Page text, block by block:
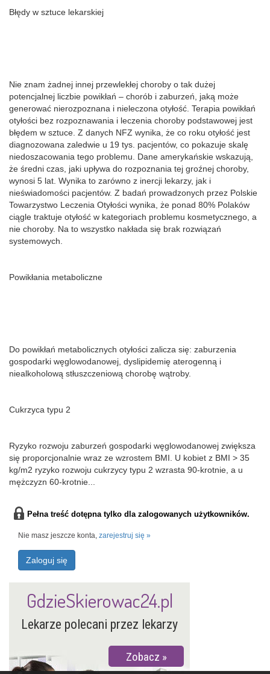
Błędy w sztuce lekarskiej
Nie znam żadnej innej przewlekłej choroby o tak dużej
potencjalnej liczbie powikłań ‒ chorób i zaburzeń, jaką może
generować nierozpoznana i nieleczona otyłość. Terapia powikłań
otyłości bez rozpoznawania i leczenia choroby podstawowej jest
błędem w sztuce. Z danych NFZ wynika, że co roku otyłość jest
diagnozowana zaledwie u 19 tys. pacjentów, co pokazuje skalę
niedoszacowania tego problemu. Dane amerykańskie wskazują,
że średni czas, jaki upływa do rozpoznania tej groźnej choroby,
wynosi 5 lat. Wynika to zarówno z inercji lekarzy, jak i
nieświadomości pacjentów. Z badań prowadzonych przez Polskie
Towarzystwo Leczenia Otyłości wynika, że ponad 80% Polaków
ciągle traktuje otyłość w kategoriach problemu kosmetycznego, a
nie choroby. Na to wszystko nakłada się brak rozwiązań
systemowych.
Powikłania metaboliczne
Do powikłań metabolicznych otyłości zalicza się: zaburzenia
gospodarki węglowodanowej, dyslipidemię aterogenną i
niealkoholową stłuszczeniową chorobę wątroby.
Cukrzyca typu 2
Ryzyko rozwoju zaburzeń gospodarki węglowodanowej zwiększa
się proporcjonalnie wraz ze wzrostem BMI. U kobiet z BMI > 35
kg/m2 ryzyko rozwoju cukrzycy typu 2 wzrasta 90-krotnie, a u
mężczyzn 60-krotnie...
Pełna treść dotępna tylko dla zalogowanych użytkowników.
Nie masz jeszcze konta, zarejestruj się »
Zaloguj się
Lekarze polecani przez lekarzy
Zobacz
GdzieSkierowac24.pl